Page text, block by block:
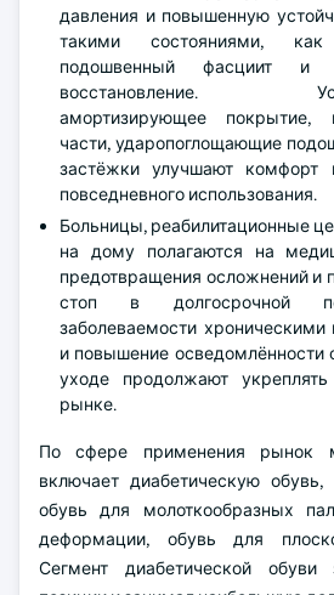
давления и повышенную
такими состояниями,
подошвенный фасциит и
восстановление.
амортизирующее покрытие,
части, ударопоглощающие
застёжки улучшают комфорт
повседневного использования.
Больницы, реабилитационные
на дому полагаются на
предотвращения осложнений и
стоп в долгосрочной
заболеваемости
и повышение осведомлённости
уходе продолжают
рынке.
По сфере применения рынок
включает диабетическую
обувь для молоткообразных
деформации, обувь для
Сегмент диабетической